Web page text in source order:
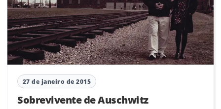
27 de janeiro de 2015
Sobrevivente de Auschwitz